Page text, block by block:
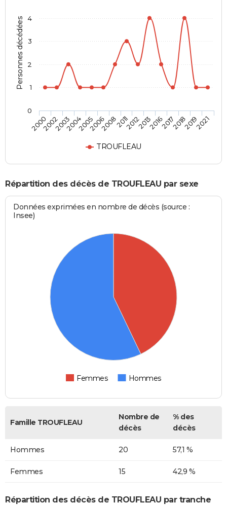
Personnes décédées
TROUFLEAU
200020022003200420052006200820112012201320162017201820192021
0
1
2
3
4
Répartition des décès de TROUFLEAU par sexe
Données exprimées en nombre de décès (source :
Insee)
Femmes Hommes
Famille TROUFLEAU
Nombre de
décès
% des
décès
Hommes 20 57,1 %
Femmes 15 42,9 %
Répartition des décès de TROUFLEAU par tranche